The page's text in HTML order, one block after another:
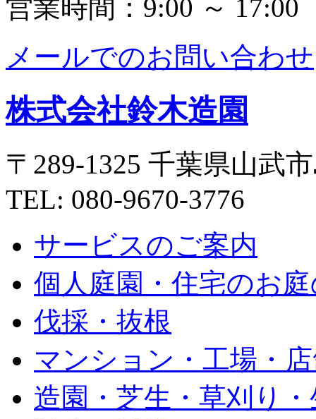
営業時間：9:00 ～ 17:00
メールでのお問い合わせ
株式会社鈴木造園
〒289-1325 千葉県山武
TEL: 080-9670-3776
サービスのご案内
個人庭園・住宅のお
伐採・抜根
マンション・工場・
造園・芝生・草刈り